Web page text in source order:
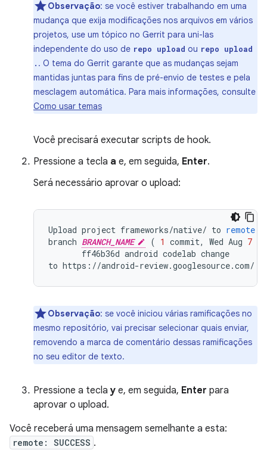
Observação: se você estiver trabalhando em uma
mudança que exija modificações nos arquivos em vários
projetos, use um tópico no Gerrit para uni-las
independente do uso de repo upload ou repo upload
. . O tema do Gerrit garante que as mudanças sejam
mantidas juntas para fins de pré-envio de testes e pela
mesclagem automática. Para mais informações, consulte
Como usar temas
Você precisará executar scripts de hook.
Pressione a tecla a e, em seguida, Enter.
Será necessário aprovar o upload:
Upload project frameworks/native/ to remote
branch BRANCH_NAME ( 1 commit, Wed Aug 7
ff46b36d android codelab change
to https : //android-review.googlesource.com/
Observação: se você iniciou várias ramificações no
mesmo repositório, vai precisar selecionar quais enviar,
removendo a marca de comentário dessas ramificações
no seu editor de texto.
Pressione a tecla y e, em seguida, Enter para
aprovar o upload.
Você receberá uma mensagem semelhante a esta:
remote: SUCCESS .